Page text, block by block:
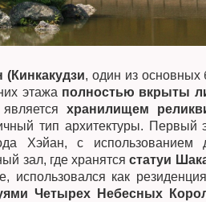
, один из основных
этажа полностью вкрыты
хранилищем
тип архитектуры.
Хэйан, с
зал, где хранятсястатуи
использовался как
Четырех Небесных